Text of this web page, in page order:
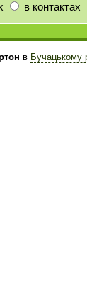
в контактах
в Бучацькому